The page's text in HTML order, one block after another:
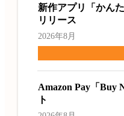
新作アプリ「かん
リリース
2026年8月
Amazon Pay「Buy
ト